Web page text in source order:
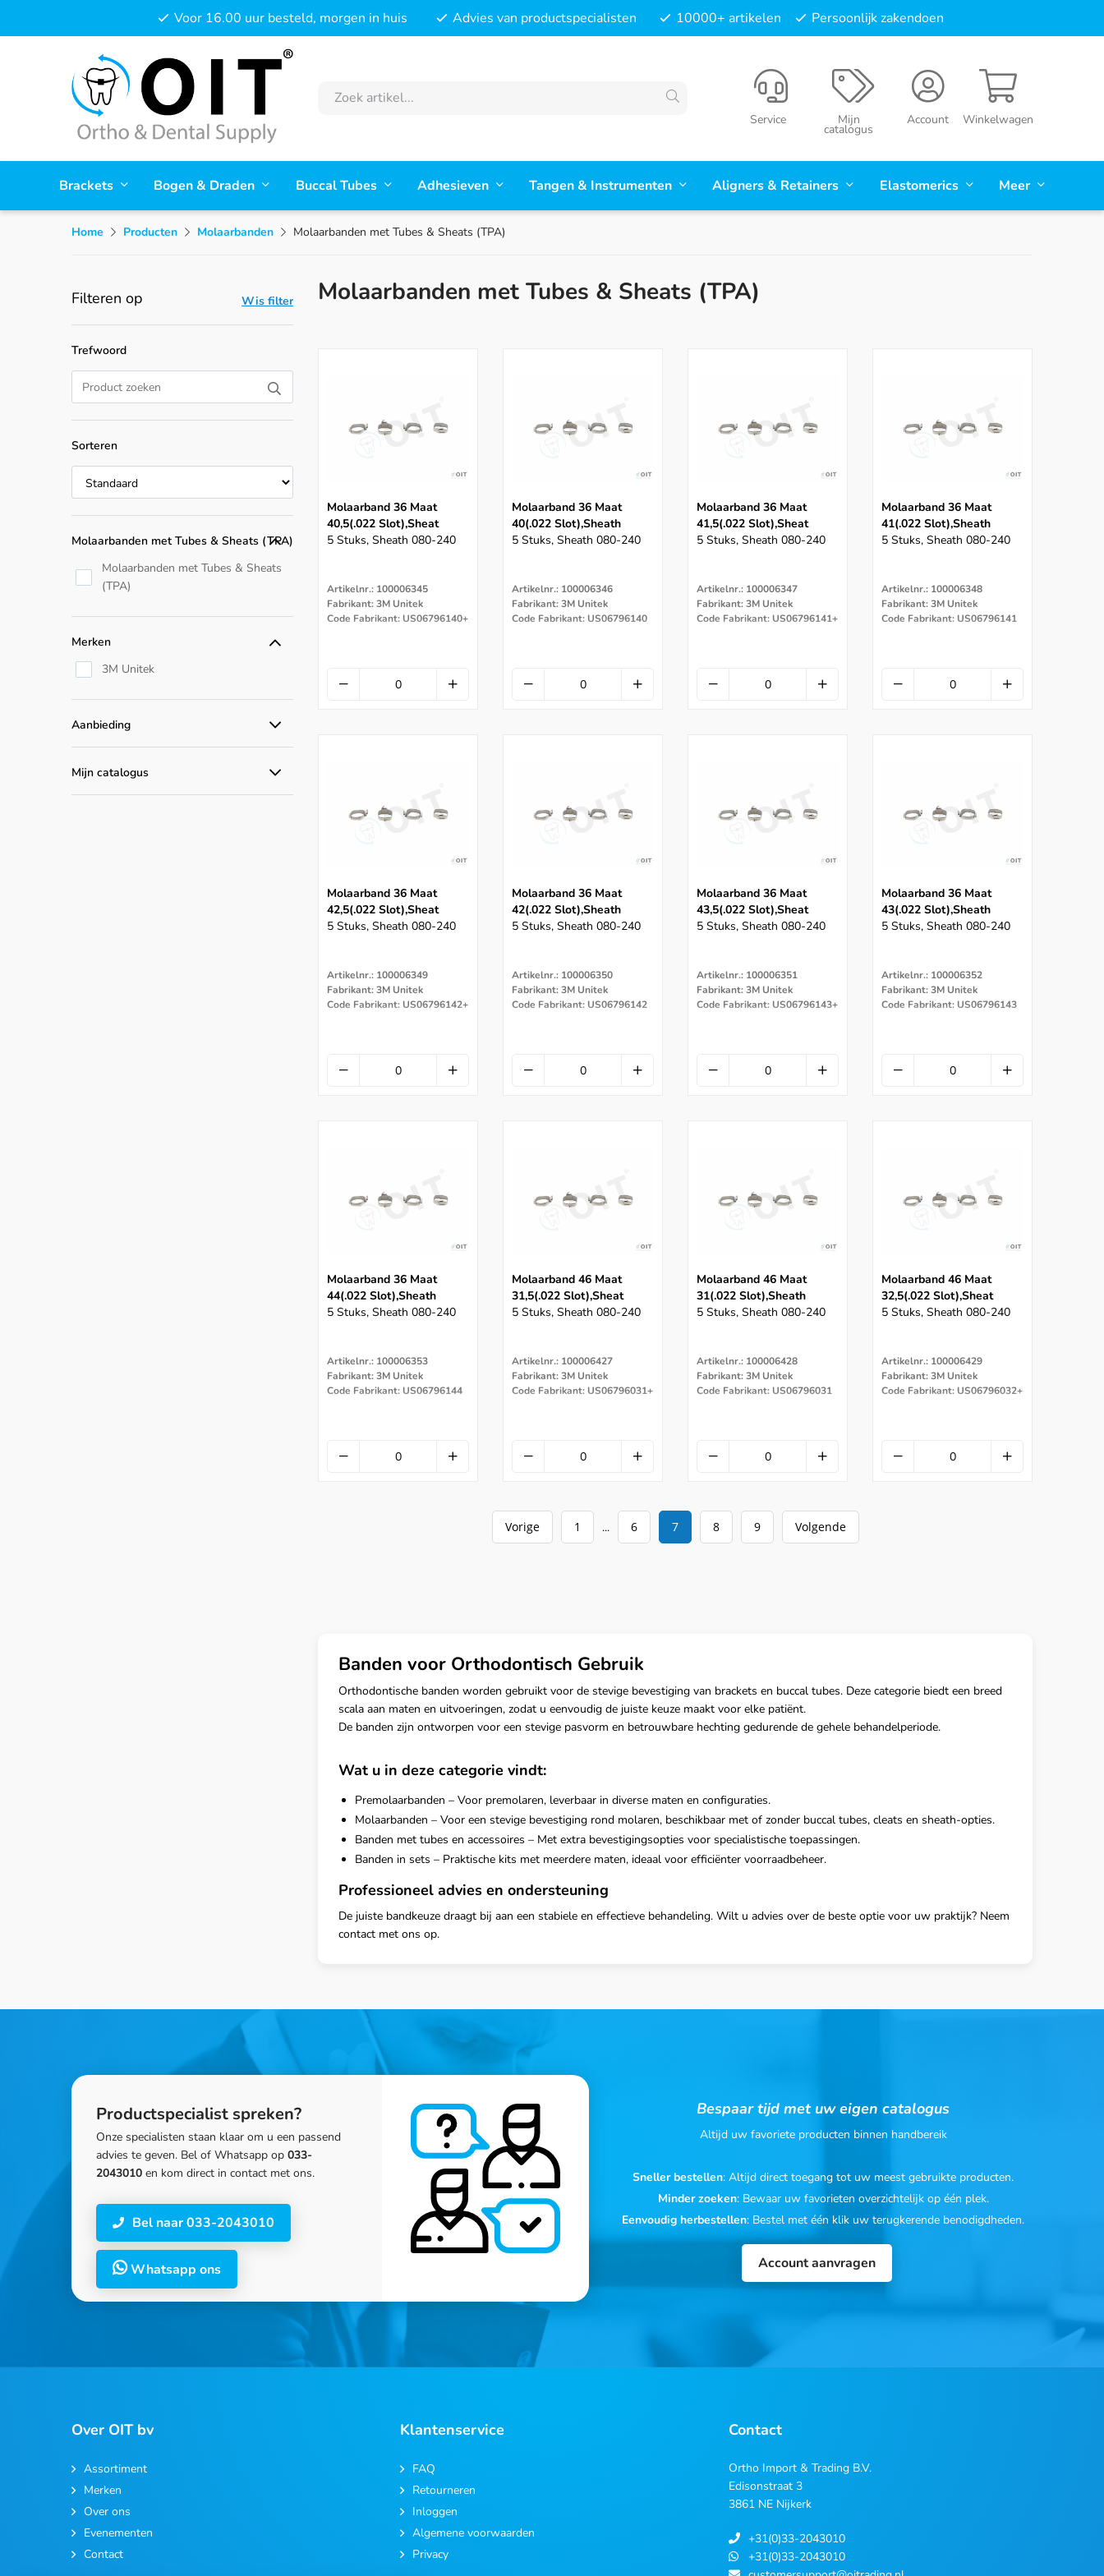
Voor 16.00 uur besteld, morgen in huis Advies van productspecialisten 10000+ artikelen Persoonlijk zakendoen
Winkelwagen
Account
Mijn
catalogus
Service
Brackets Bogen & Draden Buccal Tubes Adhesieven Tangen & Instrumenten Aligners & Retainers Elastomerics Meer
Home Producten Molaarbanden Molaarbanden met Tubes & Sheats (TPA)
Filteren op Wis filter
Trefwoord
Sorteren
Molaarbanden met Tubes & Sheats (TPA)
Molaarbanden met Tubes & Sheats
(TPA)
Merken
3M Unitek
Aanbieding
Mijn catalogus
Molaarbanden met Tubes & Sheats (TPA)
Molaarband 36 Maat
40,5(.022 Slot),sheat
5 Stuks, Sheath 080-240
Artikelnr.: 100006345
Fabrikant: 3M Unitek
Code Fabrikant: US06796140+
Molaarband 36 Maat
40(.022 Slot),sheath
5 Stuks, Sheath 080-240
Artikelnr.: 100006346
Fabrikant: 3M Unitek
Code Fabrikant: US06796140
Molaarband 36 Maat
41,5(.022 Slot),sheat
5 Stuks, Sheath 080-240
Artikelnr.: 100006347
Fabrikant: 3M Unitek
Code Fabrikant: US06796141+
Molaarband 36 Maat
41(.022 Slot),sheath
5 Stuks, Sheath 080-240
Artikelnr.: 100006348
Fabrikant: 3M Unitek
Code Fabrikant: US06796141
Molaarband 36 Maat
42,5(.022 Slot),sheat
5 Stuks, Sheath 080-240
Artikelnr.: 100006349
Fabrikant: 3M Unitek
Code Fabrikant: US06796142+
Molaarband 36 Maat
42(.022 Slot),sheath
5 Stuks, Sheath 080-240
Artikelnr.: 100006350
Fabrikant: 3M Unitek
Code Fabrikant: US06796142
Molaarband 36 Maat
43,5(.022 Slot),sheat
5 Stuks, Sheath 080-240
Artikelnr.: 100006351
Fabrikant: 3M Unitek
Code Fabrikant: US06796143+
Molaarband 36 Maat
43(.022 Slot),sheath
5 Stuks, Sheath 080-240
Artikelnr.: 100006352
Fabrikant: 3M Unitek
Code Fabrikant: US06796143
Molaarband 36 Maat
44(.022 Slot),sheath
5 Stuks, Sheath 080-240
Artikelnr.: 100006353
Fabrikant: 3M Unitek
Code Fabrikant: US06796144
Molaarband 46 Maat
31,5(.022 Slot),sheat
5 Stuks, Sheath 080-240
Artikelnr.: 100006427
Fabrikant: 3M Unitek
Code Fabrikant: US06796031+
Molaarband 46 Maat
31(.022 Slot),sheath
5 Stuks, Sheath 080-240
Artikelnr.: 100006428
Fabrikant: 3M Unitek
Code Fabrikant: US06796031
Molaarband 46 Maat
32,5(.022 Slot),sheat
5 Stuks, Sheath 080-240
Artikelnr.: 100006429
Fabrikant: 3M Unitek
Code Fabrikant: US06796032+
Vorige 1 ... 6 7 8 9 Volgende
Banden voor Orthodontisch Gebruik
Orthodontische banden worden gebruikt voor de stevige bevestiging van brackets en buccal tubes. Deze categorie biedt een breed
scala aan maten en uitvoeringen, zodat u eenvoudig de juiste keuze maakt voor elke patiënt.
De banden zijn ontworpen voor een stevige pasvorm en betrouwbare hechting gedurende de gehele behandelperiode.
Wat u in deze categorie vindt:
Premolaarbanden – Voor premolaren, leverbaar in diverse maten en configuraties.
Molaarbanden – Voor een stevige bevestiging rond molaren, beschikbaar met of zonder buccal tubes, cleats en sheath-opties.
Banden met tubes en accessoires – Met extra bevestigingsopties voor specialistische toepassingen.
Banden in sets – Praktische kits met meerdere maten, ideaal voor efficiënter voorraadbeheer.
Professioneel advies en ondersteuning
De juiste bandkeuze draagt bij aan een stabiele en effectieve behandeling. Wilt u advies over de beste optie voor uw praktijk? Neem
contact met ons op.
Productspecialist spreken?
Onze specialisten staan klaar om u een passend
advies te geven. Bel of Whatsapp op 033-
2043010 en kom direct in contact met ons.
Bel naar 033-2043010
Whatsapp ons
Bespaar tijd met uw eigen catalogus
Altijd uw favoriete producten binnen handbereik
Sneller bestellen: Altijd direct toegang tot uw meest gebruikte producten.
Minder zoeken: Bewaar uw favorieten overzichtelijk op één plek.
Eenvoudig herbestellen: Bestel met één klik uw terugkerende benodigdheden.
Account aanvragen
Over OIT bv
Assortiment
Merken
Over ons
Evenementen
Contact
Klantenservice
FAQ
Retourneren
Inloggen
Algemene voorwaarden
Privacy
Contact
Ortho Import & Trading B.V.
Edisonstraat 3
3861 NE Nijkerk
+31(0)33-2043010
+31(0)33-2043010